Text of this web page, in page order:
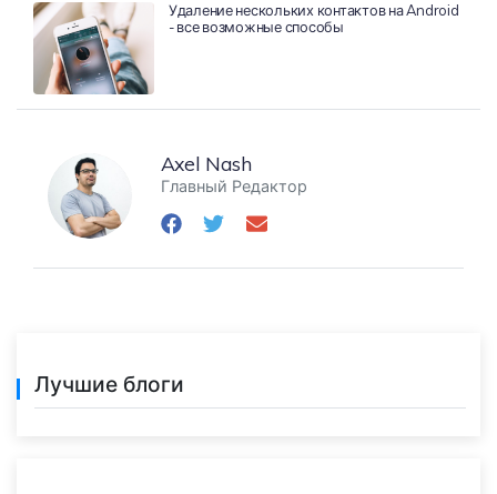
Удаление нескольких контактов на Android
- все возможные способы
Axel Nash
Главный Редактор
Лучшие блоги